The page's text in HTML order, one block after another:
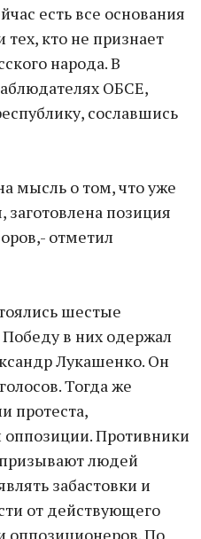
есть все основания
тех, кто не признает
народа. В
ОБСЕ,
сославшись
мысль о том, что уже
заготовлена позиция
отметил
шестые
в них одержал
Лукашенко. Он
Тогда же
протеста,
Противники
людей
забастовки и
от действующего
оппозиционеров. По